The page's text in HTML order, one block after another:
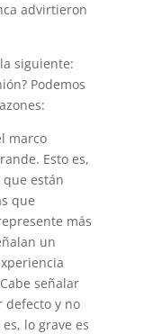
advirtieron
siguiente:
Podemos
marco
Esto es,
están
que
más
un
señalar
defecto y no
lo grave es